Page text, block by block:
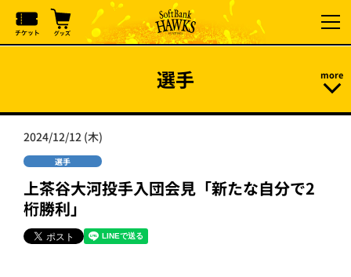
選手
2024/12/12 (木)
選手
上茶谷大河投手入団会見「新たな自分で2
桁勝利」